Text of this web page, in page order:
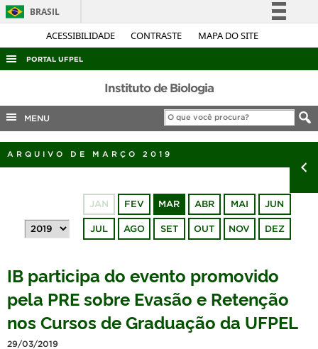
ACESSIBILIDADE CONTRASTE MAPA DO SITE
BRASIL
Simplifique!
Acesso à informação
Legislação
Canais
PORTAL UFPEL
ACESSO À INFORMAÇÃO
AUDITORIA
COBALTO
CONCURSOS
OUVIDORIA
TELEFONES
Instituto de Biologia
MENU
ARQUIVO DE MARÇO 2019
JAN FEV MAR ABR MAI JUN
JUL AGO SET OUT NOV DEZ
IB participa do evento promovido
pela PRE sobre Evasão e Retenção
nos Cursos de Graduação da UFPEL
29/03/2019